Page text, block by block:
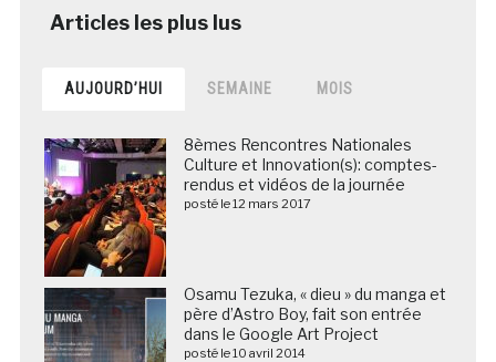
AUJOURD’HUI SEMAINE MOIS
8èmes Rencontres Nationales
Culture et Innovation(s): comptes-
rendus et vidéos de la journée
posté le 12 mars 2017
Osamu Tezuka, « dieu » du manga et
père d’Astro Boy, fait son entrée
dans le Google Art Project
posté le 10 avril 2014